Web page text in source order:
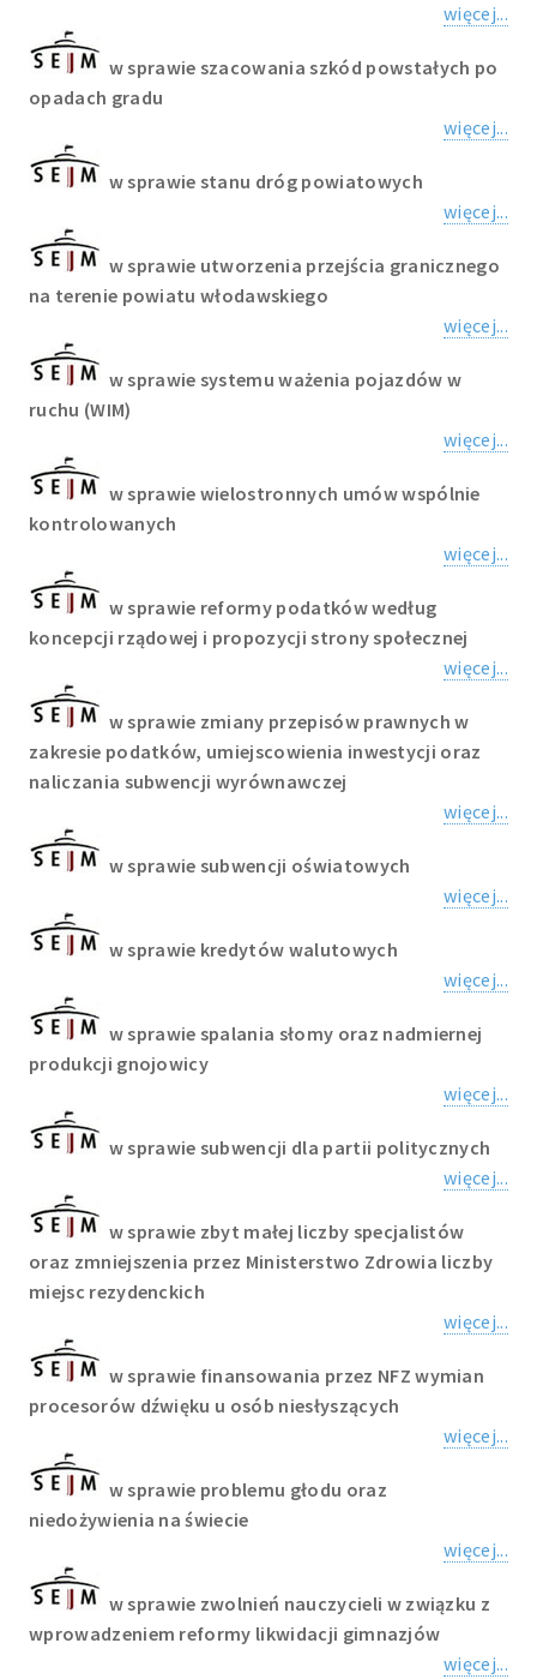
więcej...
w sprawie szacowania szkód powstałych po
opadach gradu
więcej...
w sprawie stanu dróg powiatowych
więcej...
w sprawie utworzenia przejścia granicznego
na terenie powiatu włodawskiego
więcej...
w sprawie systemu ważenia pojazdów w
ruchu (WIM)
więcej...
w sprawie wielostronnych umów wspólnie
kontrolowanych
więcej...
w sprawie reformy podatków według
koncepcji rządowej i propozycji strony społecznej
więcej...
w sprawie zmiany przepisów prawnych w
zakresie podatków, umiejscowienia inwestycji oraz
naliczania subwencji wyrównawczej
więcej...
w sprawie subwencji oświatowych
więcej...
w sprawie kredytów walutowych
więcej...
w sprawie spalania słomy oraz nadmiernej
produkcji gnojowicy
więcej...
w sprawie subwencji dla partii politycznych
więcej...
w sprawie zbyt małej liczby specjalistów
oraz zmniejszenia przez Ministerstwo Zdrowia liczby
miejsc rezydenckich
więcej...
w sprawie finansowania przez NFZ wymian
procesorów dźwięku u osób niesłyszących
więcej...
w sprawie problemu głodu oraz
niedożywienia na świecie
więcej...
w sprawie zwolnień nauczycieli w związku z
wprowadzeniem reformy likwidacji gimnazjów
więcej...